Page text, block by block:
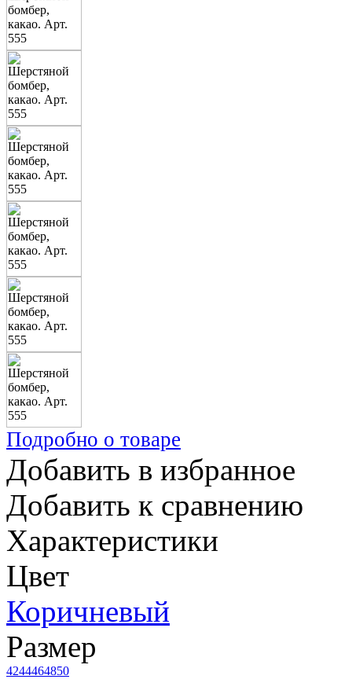
Подробно о товаре
Добавить в избранное
Добавить к сравнению
Характеристики
Цвет
Коричневый
Размер
4244464850